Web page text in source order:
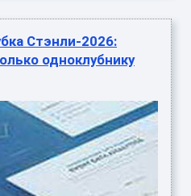
Стэнли-2026:
одноклубнику